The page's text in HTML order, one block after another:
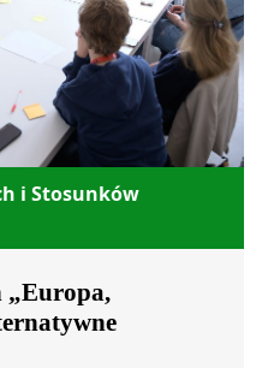
i Stosunków
„Europa,